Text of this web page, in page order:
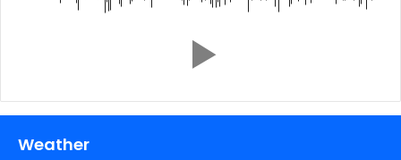
Weather